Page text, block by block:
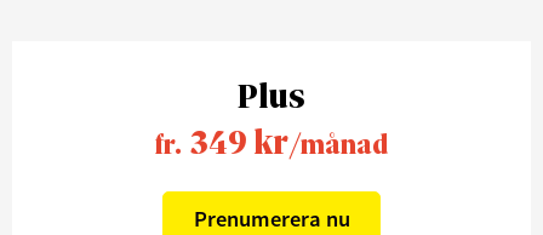
Plus
fr. 349 kr/månad
Prenumerera nu